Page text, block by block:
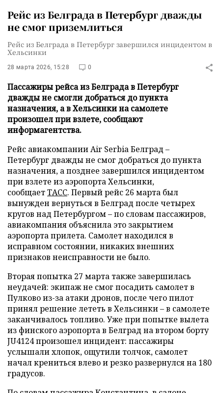
Рейс из Белграда в Петербург дважды
не смог приземлиться
Рейс из Белграда в Петербург завершился инцидентом в
Хельсинки
28 марта 2026, 15:28 0
Пассажиры рейса из Белграда в Петербург
дважды не смогли добраться до пункта
назначения, а в Хельсинки на самолете
произошел при взлете, сообщают
информагентства.
Рейс авиакомпании Air Serbia Белград –
Петербург дважды не смог добраться до пункта
назначения, а позднее завершился инцидентом
при взлете из аэропорта Хельсинки,
сообщаетТАСС. Первый рейс 26 марта был
вынужден вернуться в Белград после четырех
кругов над Петербургом – по словам пассажиров,
авиакомпания объяснила это закрытием
аэропорта прилета. Самолет находился в
исправном состоянии, никаких внешних
признаков неисправности не было.
Вторая попытка 27 марта также завершилась
неудачей: экипаж не смог посадить самолет в
Пулково из-за атаки дронов, после чего пилот
принял решение лететь в Хельсинки – в самолете
заканчивалось топливо. Уже при попытке вылета
из финского аэропорта в Белград на втором борту
JU4124 произошел инцидент: пассажиры
услышали хлопок, ощутили толчок, самолет
начал крениться влево и резко развернулся на 180
градусов.